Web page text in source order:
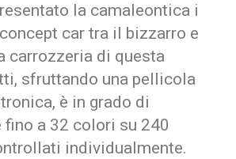
la camaleontica i
concept cartra il bizzarro e
carrozzeria di questa
sfruttando una pellicola
è in grado di
a 32 colori su 240
individualmente.